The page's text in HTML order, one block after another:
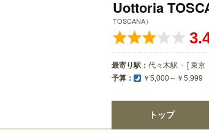
Uottoria
TOSCANA）
最寄り駅： 代々木駅 [東京
予算： ￥5,000～￥5,999
トップ